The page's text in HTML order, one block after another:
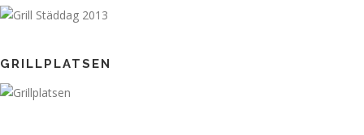
GRILLPLATSEN